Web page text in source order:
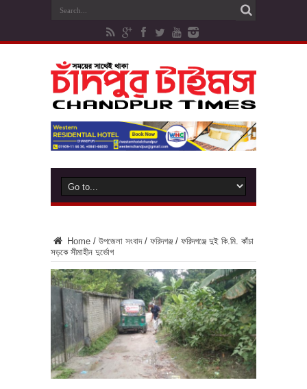
Home / উপজেলা সংবাদ / ফরিদগঞ্জ / ফরিদগঞ্জে দুই কি.মি. কাঁচা
সড়কে সীমাহীন দুর্ভোগ